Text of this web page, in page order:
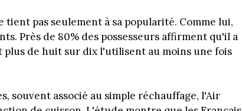
pas seulement à sa popularité. Comme lui,
Près de 80% des possesseurs affirment qu'il a
de huit sur dix l'utilisent au moins une fois
souvent associé au simple réchauffage, l'Air